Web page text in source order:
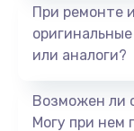
При ремонте
или аналоги?
Возможен ли
Могу при нем